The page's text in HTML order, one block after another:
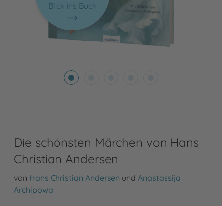
Blick ins Buch
Die schönsten Märchen von Hans
Christian Andersen
von Hans Christian Andersen und Anastassija
Archipowa